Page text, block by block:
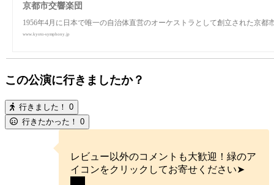
京都市交響楽団
1956年4月に日本で唯一の自治体直営のオーケストラとして創立された京都
www.kyoto-symphony.jp
この公演に行きましたか？
行きました！ 0
行きたかった！ 0
レビュー以外のコメントも大歓迎！緑のア
イコンをクリックしてお寄せください➤